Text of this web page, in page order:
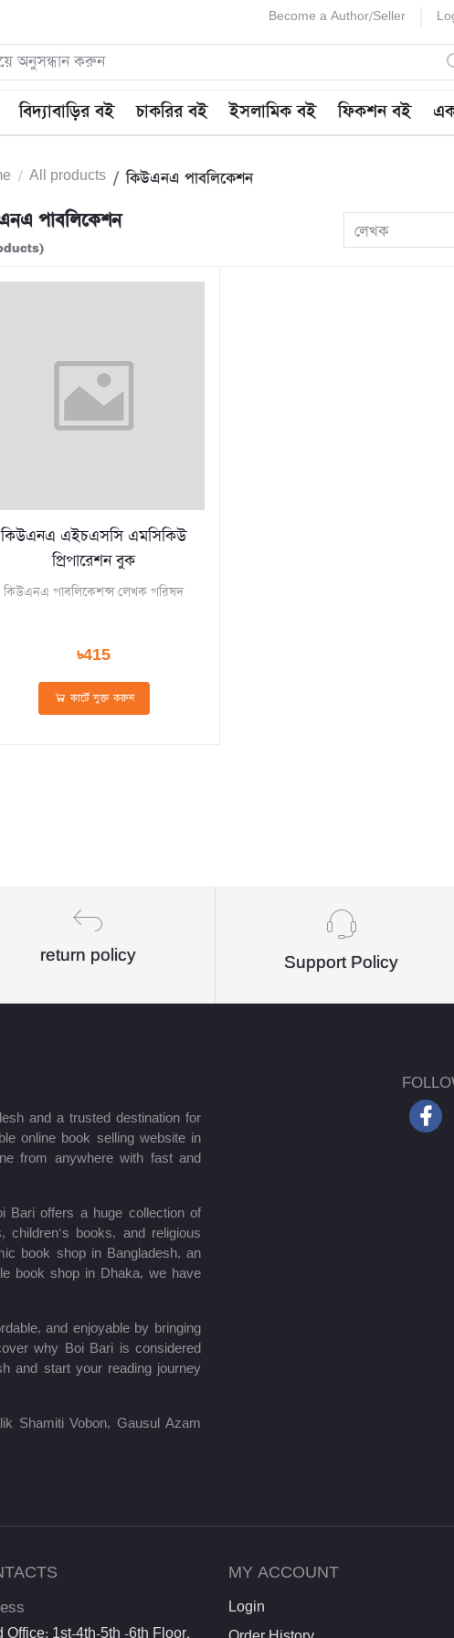
Become a Author/Seller
বিদ্যাবাড়ির বই চাকরির বই ইসলামিক বই ফিকশন বই
All products কিউএনএ পাবলিকেশন
পাবলিকেশন লেখক
কিউএনএ এইচএসসি এমসিকিউ
প্রিপারেশন বুক
কিউএনএ পাবলিকেশন্স লেখক পরিষদ
৳415
কার্টে যুক্ত করুন
return policy Support Policy
and a trusted destination for
online book selling website in
from anywhere with fast and
Bari offers a huge collection of
children’s books, and religious
book shop in Bangladesh, an
book shop in Dhaka, we have
and enjoyable by bringing
why Boi Bari is considered
and start your reading journey
Shamiti Vobon, Gausul Azam
Office: 1st-4th-5th -6th Floor,
MY ACCOUNT
Login